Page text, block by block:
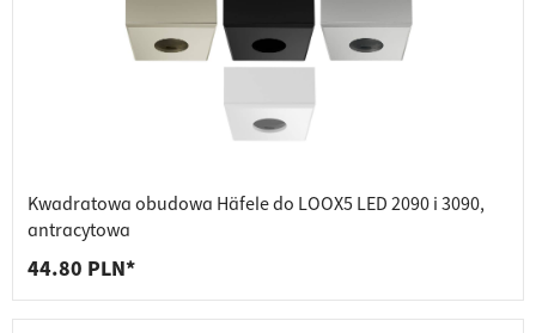
Kwadratowa obudowa Häfele do LOOX5 LED 2090 i 3090,
antracytowa
44.80 PLN*